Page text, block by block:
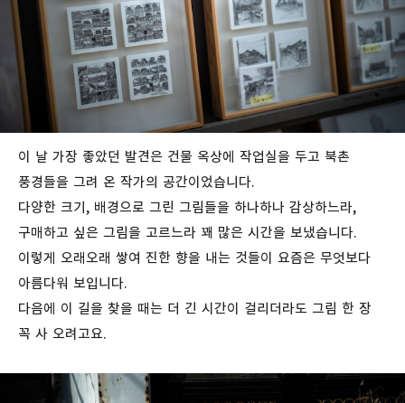
이 날 가장 좋았던 발견은 건물 옥상에 작업실을 두고 북촌
풍경들을 그려 온 작가의 공간이었습니다.
다양한 크기, 배경으로 그린 그림들을 하나하나 감상하느라,
구매하고 싶은 그림을 고르느라 꽤 많은 시간을 보냈습니다.
이렇게 오래오래 쌓여 진한 향을 내는 것들이 요즘은 무엇보다
아름다워 보입니다.
다음에 이 길을 찾을 때는 더 긴 시간이 걸리더라도 그림 한 장
꼭 사 오려고요.